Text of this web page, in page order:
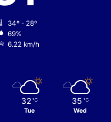
34º - 28º
69%
6.22 km/h
32 ℃
Tue
35 ℃
Wed